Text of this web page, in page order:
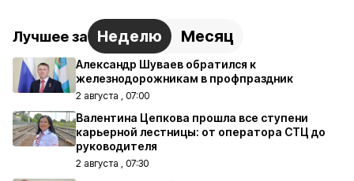
Лучшее за Неделю Месяц
Александр Шуваев обратился к
железнодорожникам в профпраздник
2 августа , 07:00
Валентина Цепкова прошла все ступени
карьерной лестницы: от оператора СТЦ до
руководителя
2 августа , 07:30